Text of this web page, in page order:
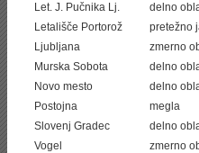
Let. J. Pučnika Lj.
delno
Letališče Portorož
pretežno
Ljubljana
zmerno
Murska Sobota
delno
Novo mesto
delno
Postojna
megla
Slovenj Gradec
delno
Vogel
zmerno